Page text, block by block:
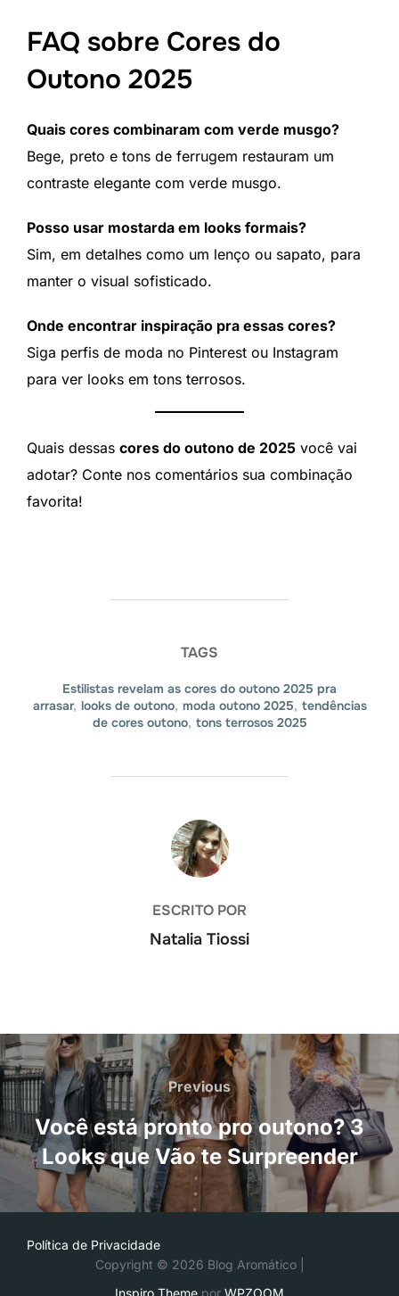
FAQ sobre Cores do
Outono 2025
Quais cores combinaram com verde musgo?
Bege, preto e tons de ferrugem restauram um
contraste elegante com verde musgo.
Posso usar mostarda em looks formais?
Sim, em detalhes como um lenço ou sapato, para
manter o visual sofisticado.
Onde encontrar inspiração pra essas cores?
Siga perfis de moda no Pinterest ou Instagram
para ver looks em tons terrosos.
Quais dessas cores do outono de 2025 você vai
adotar? Conte nos comentários sua combinação
favorita!
TAGS
Estilistas revelam as cores do outono 2025 pra
arrasar, looks de outono, moda outono 2025, tendências
de cores outono, tons terrosos 2025
AUTOR DO POST
ESCRITO POR
Natalia Tiossi
Navegação
de
Post
Previous
Previous
Você está pronto pro outono? 3
Looks que Vão te Surpreender
Política de Privacidade
Copyright © 2026 Blog Aromático |